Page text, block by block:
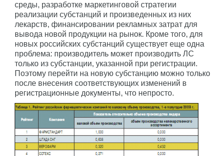
среды, разработке маркетинговой стратегии
реализации субстанций и произведенных из них
лекарств, финансировании рекламных затрат для
вывода новой продукции на рынок. Кроме того, для
новых российских субстанций существует еще одна
проблема: производитель может производить ЛС
только из субстанции, указанной при регистрации.
Поэтому перейти на новую субстанцию можно только
после внесения соответствующих изменений в
регистрационные документы, что непросто.